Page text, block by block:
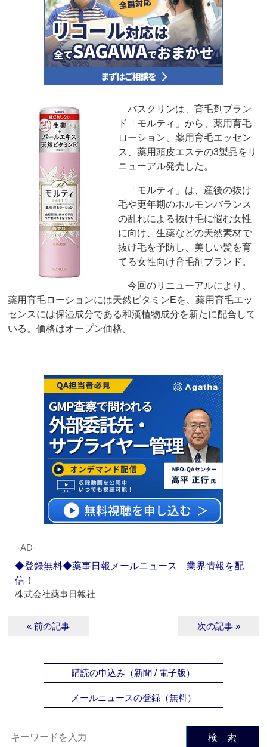
バスクリンは、育毛剤ブラン
ド「モルティ」から、薬用育毛
ローション、薬用育毛エッセン
ス、薬用頭皮エステの3製品をリ
ニューアル発売した。
「モルティ」は、産後の抜け
毛や更年期のホルモンバランス
の乱れによる抜け毛に悩む女性
に向け、生薬などの天然素材で
抜け毛を予防し、美しい髪を育
てる女性向け育毛剤ブランド。
今回のリニューアルにより、
薬用育毛ローションには天然ビタミンEを、薬用育毛エッ
センスには保湿成分である和漢植物成分を新たに配合して
いる。価格はオープン価格。
‐AD‐
◆登録無料◆薬事日報メールニュース 業界情報を配
信！
株式会社薬事日報社
« 前の記事 次の記事 »
購読の申込み（新聞 / 電子版）
メールニュースの登録（無料）
検 索